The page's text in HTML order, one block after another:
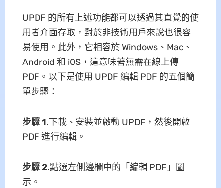
UPDF 的所有上述功能都可以透過其直覺的使
用者介面存取，對於非技術用戶來說也很容
易使用。此外，它相容於 Windows、Mac、
Android 和 iOS，這意味著無需在線上傳
PDF。以下是使用 UPDF 編輯 PDF 的五個簡
單步驟：
步驟 1.下載、安裝並啟動 UPDF，然後開啟
PDF 進行編輯。
步驟 2.點選左側邊欄中的「編輯 PDF」圖
示。